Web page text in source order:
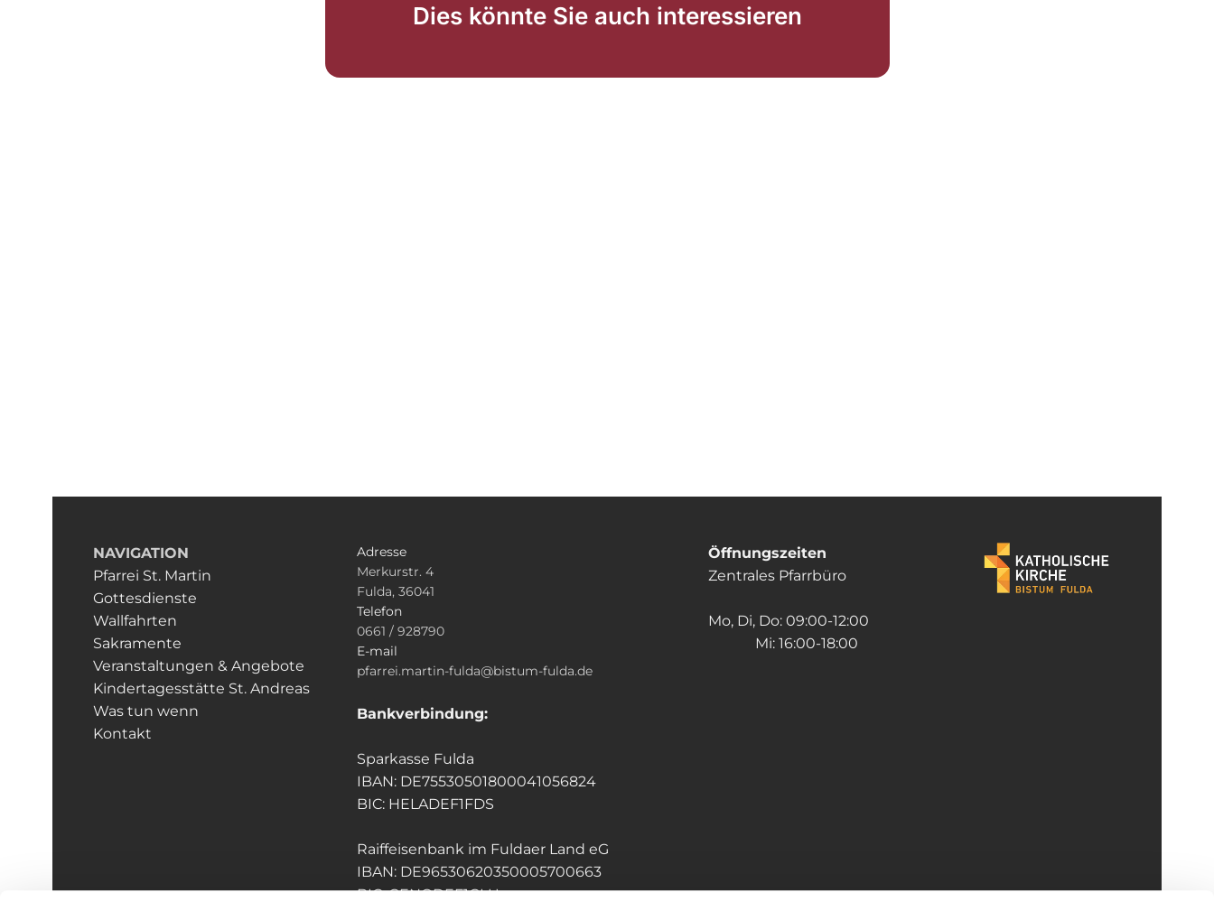
Dies könnte Sie auch interessieren
NAVIGATION
Pfarrei St. Martin
Gottesdienste
Wallfahrten
Sakramente
Veranstaltungen & Angebote
Kindertagesstätte St. Andreas
Was tun wenn
Kontakt
Adresse
Merkurstr. 4
Fulda, 36041
Telefon
0661 / 928790
E-mail
pfarrei.martin-fulda@bistum-fulda.de
Bankverbindung:
Sparkasse Fulda
IBAN: DE75530501800041056824
BIC: HELADEF1FDS
Raiffeisenbank im Fuldaer Land eG
IBAN: DE96530620350005700663
BIC: GENODEF1GLU
Öffnungszeiten
Zentrales Pfarrbüro
Mo, Di, Do: 09:00-12:00
Mi: 16:00-18:00